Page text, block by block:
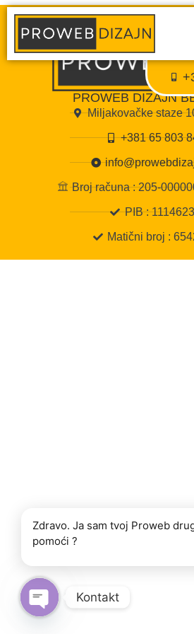
PROWEB DIZAJN
Miljakovačke staze
+381 65 803
Broj računa : 205-
PIB :
Matični broj :
Kontakt
OPEN CHATY
Zdravo. Ja sam tvoj Proweb
pomoći ?
● Dostupan — Proweb Dizajn